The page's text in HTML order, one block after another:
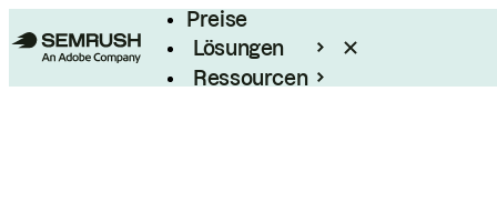
Preise
Lösungen
Ressourcen